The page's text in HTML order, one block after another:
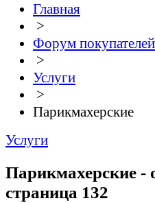
Главная
>
Форум покупателей
>
Услуги
>
Парикмахерские
Услуги
Парикмахерские -
страница 132